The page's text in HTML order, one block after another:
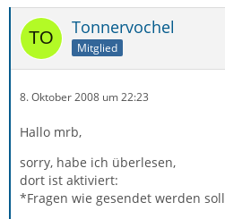
Tonnervochel
Mitglied
8. Oktober 2008 um 22:23
Hallo mrb,
sorry, habe ich überlesen,
dort ist aktiviert:
*Fragen wie gesendet werden